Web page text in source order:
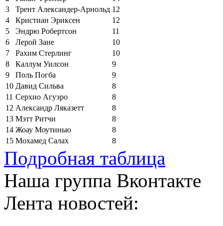
3
Трент Александер-Арнольд 12
4
Кристиан Эриксен
12
5
Эндрю Робертсон
11
6
Лерой Зане
10
7
Рахим Стерлинг
10
8
Каллум Уилсон
9
9
Поль Погба
9
10 Давид Сильва
8
11 Серхио Агуэро
8
12 Александр Ляказетт
8
13 Мэтт Ритчи
8
14 Жоау Моутинью
8
15 Мохамед Салах 8
Подробная таблица
Наша группа Вконтакте
Лента новостей: